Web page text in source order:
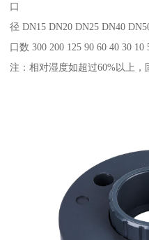
口
径 DN15 DN20 DN25 DN40
口数 300 200 125 90 60 40 30 10
注：相对湿度如超过60%以上，